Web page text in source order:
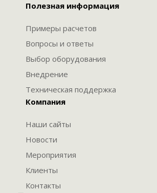
Полезная информация
Примеры расчетов
Вопросы и ответы
Выбор оборудования
Внедрение
Техническая поддержка
Компания
Наши сайты
Новости
Мероприятия
Клиенты
Контакты